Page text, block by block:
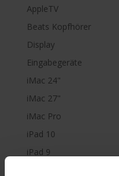
AppleTV
Beats Kopfhörer
Display
Eingabegeräte
iMac 24"
iMac 27"
iMac Pro
iPad 10
iPad 9